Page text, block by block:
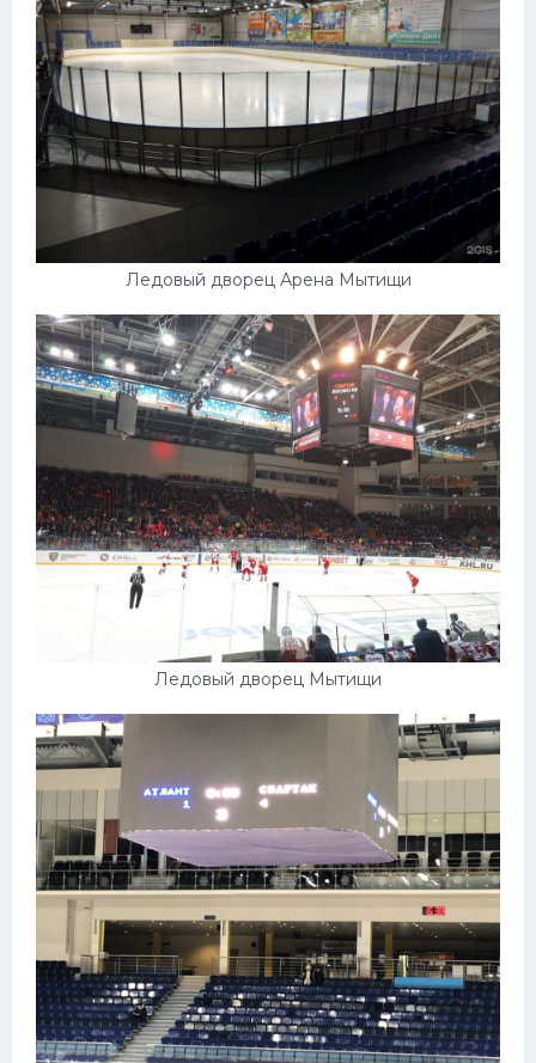
Ледовый дворец Арена Мытищи
Ледовый дворец Мытищи